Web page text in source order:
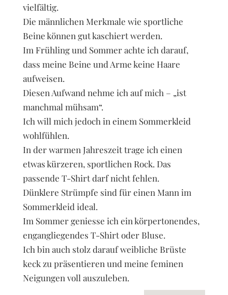
vielfältig.
Die männlichen Merkmale wie sportliche
Beine können gut kaschiert werden.
Im Frühling und Sommer achte ich darauf,
dass meine Beine und Arme keine Haare
aufweisen.
Diesen Aufwand nehme ich auf mich – „ist
manchmal mühsam“.
Ich will mich jedoch in einem Sommerkleid
wohlfühlen.
In der warmen Jahreszeit trage ich einen
etwas kürzeren, sportlichen Rock. Das
passende T-Shirt darf nicht fehlen.
Dünklere Strümpfe sind für einen Mann im
Sommerkleid ideal.
Im Sommer geniesse ich ein körpertonendes,
engangliegendes T-Shirt oder Bluse.
Ich bin auch stolz darauf weibliche Brüste
keck zu präsentieren und meine feminen
Neigungen voll auszuleben.